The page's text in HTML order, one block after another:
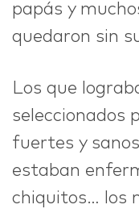
papás y
quedaron sin
Los que
seleccionados
fuertes y
estaban
chiquitos… los